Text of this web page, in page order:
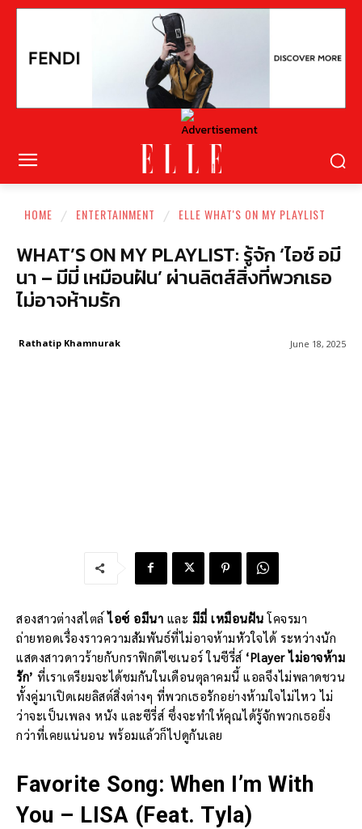
HOME ENTERTAINMENT ELLE WHAT'S ON MY PLAYLIST
WHAT’S ON MY PLAYLIST: รู้จัก ‘ไอซ์ อมี
นา – มีมี่ เหมือนฝัน’ ผ่านลิตส์สิ่งที่พวกเธอ
ไม่อาจห้ามรัก
June 18, 2025
Rathatip Khamnurak
สองสาวต่างสไตล์ไอซ์ อมีนา และ มีมี่ เหมือนฝัน โคจรมา
ถ่ายทอดเรื่องราวความสัมพันธ์ที่ไม่อาจห้ามหัวใจได้ ระหว่างนัก
แสดงสาวดาวร้ายกับกราฟิกดีไซเนอร์ ในซีรี่ส์ ‘Player ไม่อาจห้าม
รัก’ ที่เราเตรียมจะได้ชมกันในเดือนตุลาคมนี้ แอลจึงไม่พลาดชวน
ทั้งคู่มาเปิดเผยลิสต์สิ่งต่างๆ ที่พวกเธอรักอย่างห้ามใจไม่ไหว ไม่
ว่าจะเป็นเพลง หนัง และซีรี่ส์ ซึ่งจะทำให้คุณได้รู้จักพวกเธอยิ่ง
กว่าที่เคยแน่นอน พร้อมแล้วก็ไปดูกันเลย
Favorite Song: When I’m With
You – LISA (Feat. Tyla)